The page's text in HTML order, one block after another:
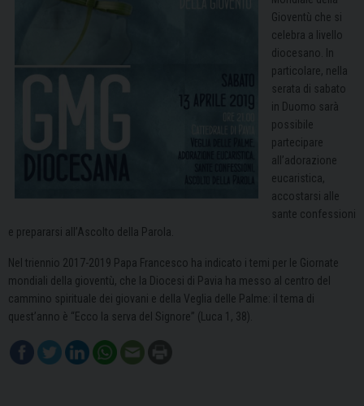
Gioventù che si
celebra a livello
diocesano. In
particolare, nella
serata di sabato
in Duomo sarà
possibile
partecipare
all’adorazione
eucaristica,
accostarsi alle
sante confessioni
e prepararsi all’Ascolto della Parola.
Nel triennio 2017-2019 Papa Francesco ha indicato i temi per le Giornate
mondiali della gioventù, che la Diocesi di Pavia ha messo al centro del
cammino spirituale dei giovani e della Veglia delle Palme: il tema di
quest’anno è “Ecco la serva del Signore” (Luca 1, 38).